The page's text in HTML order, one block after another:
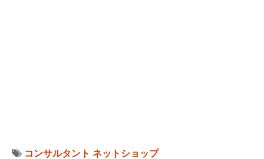
コンサルタント ネットショップ